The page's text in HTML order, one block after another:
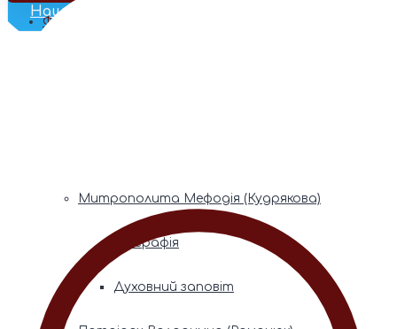
Наш Телеграм
Фонди пам’яті
Митрополита Мефодія (Кудрякова)
Біографія
Духовний заповіт